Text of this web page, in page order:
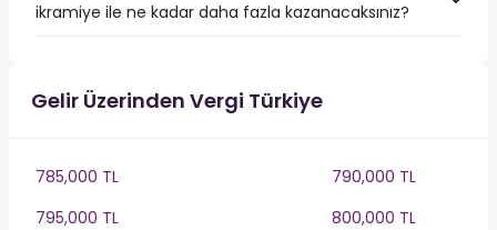
ikramiye ile ne kadar daha fazla kazanacaksınız?
Gelir Üzerinden Vergi Türkiye
785,000 TL
790,000 TL
795,000 TL
800,000 TL